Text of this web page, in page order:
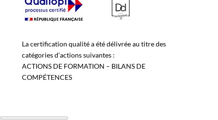
La certification qualité a été délivrée au titre des
catégories d’actions suivantes :
ACTIONS DE FORMATION – BILANS DE
COMPÉTENCES